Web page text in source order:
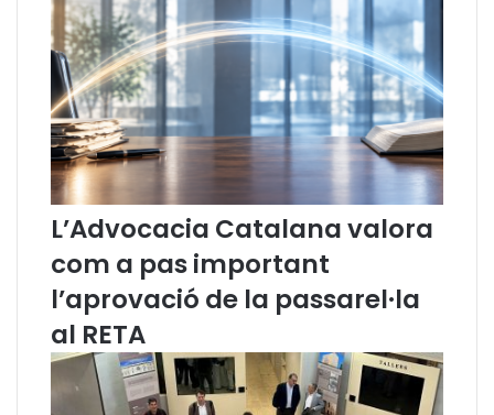
s
M
c
C
r
a
g
h
n
o
u
r
s
e
a
l
l
a
o
n
r
e
r
l
L’Advocacia Catalana valora
com a pas important
l’aprovació de la passarel·la
al RETA